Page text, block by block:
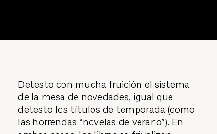
Detesto con mucha fruición el sistema
de la mesa de novedades, igual que
detesto los títulos de temporada (como
las horrendas “novelas de verano”). En